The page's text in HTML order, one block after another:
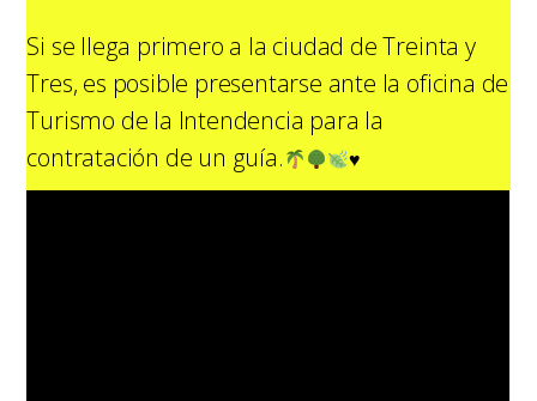
Si se llega primero a la ciudad de Treinta y
Tres, es posible presentarse ante la oficina de
Turismo de la Intendencia para la
contratación de un guía.
♥️